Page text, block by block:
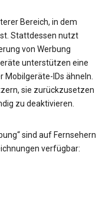
Bereich, in dem
Stattdessen nutzt
von Werbung
unterstützen eine
Mobilgeräte-IDs ähneln.
sie zurückzusetzen
zu deaktivieren.
sind auf Fernsehern
verfügbar: